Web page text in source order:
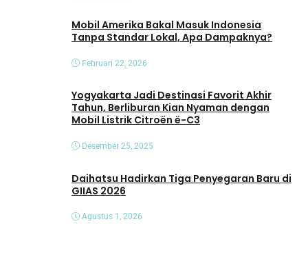
Mobil Amerika Bakal Masuk Indonesia
Tanpa Standar Lokal, Apa Dampaknya?
Februari 22, 2026
Yogyakarta Jadi Destinasi Favorit Akhir
Tahun, Berliburan Kian Nyaman dengan
Mobil Listrik Citroën ë-C3
Desember 25, 2025
Daihatsu Hadirkan Tiga Penyegaran Baru di
GIIAS 2026
Agustus 1, 2026